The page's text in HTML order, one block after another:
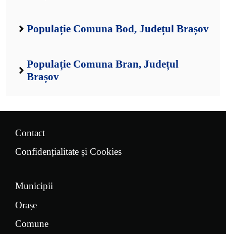
Populație Comuna Bod, Județul Brașov
Populație Comuna Bran, Județul
Brașov
Contact
Confidențialitate și Cookies
Municipii
Orașe
Comune